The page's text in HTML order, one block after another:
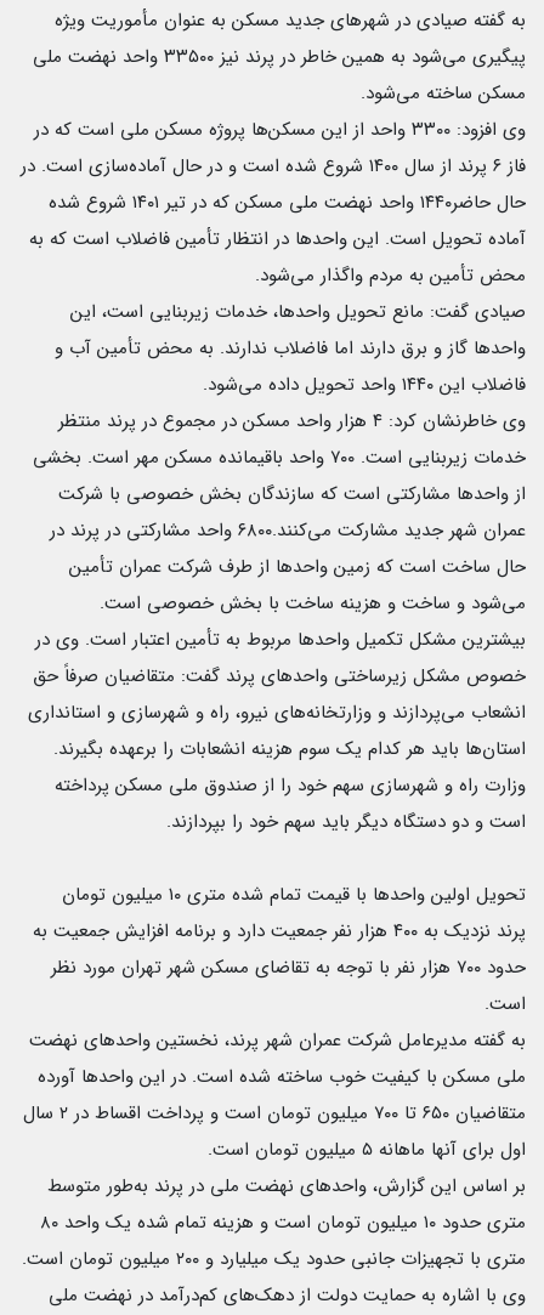
به گفته صیادی در شهرهای جدید مسکن به عنوان مأموریت ویژه
پیگیری می‌شود به همین خاطر در پرند نیز ۳۳۵۰۰ واحد نهضت ملی
مسکن ساخته می‌شود.
وی افزود: ۳۳۰۰ واحد از این مسکن‌ها پروژه مسکن ملی است که در
فاز ۶ پرند از سال ۱۴۰۰ شروع شده است و در حال آماده‌سازی است. در
حال حاضر۱۴۴۰ واحد نهضت ملی مسکن که در تیر ۱۴۰۱ شروع شده
آماده تحویل است. این واحدها در انتظار تأمین فاضلاب است که به
محض تأمین به مردم واگذار می‌شود.
صیادی گفت: مانع تحویل واحدها، خدمات زیربنایی است، این
واحدها گاز و برق دارند اما فاضلاب ندارند. به محض تأمین آب و
فاضلاب این ۱۴۴۰ واحد تحویل داده می‌شود.
وی خاطرنشان کرد: ۴ هزار واحد مسکن در مجموع در پرند منتظر
خدمات زیربنایی است. ۷۰۰ واحد باقیمانده مسکن مهر است. بخشی
از واحدها مشارکتی است که سازندگان بخش خصوصی با شرکت
عمران شهر جدید مشارکت می‌کنند.۶۸۰۰ واحد مشارکتی در پرند در
حال ساخت است که زمین واحدها از طرف شرکت عمران تأمین
می‌شود و ساخت و هزینه ساخت با بخش خصوصی است.
بیشترین مشکل تکمیل واحدها مربوط به تأمین اعتبار است. وی در
خصوص مشکل زیرساختی واحدهای پرند گفت: متقاضیان صرفاً حق
انشعاب می‌پردازند و وزارتخانه‌های نیرو، راه و شهرسازی و استانداری
استان‌ها باید هر کدام یک سوم هزینه انشعابات را برعهده بگیرند.
وزارت راه و شهر‌سازی سهم خود را از صندوق ملی مسکن پرداخته
است و دو دستگاه دیگر باید سهم خود را بپردازند.
تحویل اولین واحدها با قیمت تمام شده متری ۱۰ میلیون تومان
پرند نزدیک به ۴۰۰ هزار نفر جمعیت دارد و برنامه افزایش جمعیت به
حدود ۷۰۰ هزار نفر با توجه به تقاضای مسکن شهر تهران مورد نظر
است.
به گفته مدیرعامل شرکت عمران شهر پرند، نخستین واحدهای نهضت
ملی مسکن با کیفیت خوب ساخته شده است. در این واحدها آورده
متقاضیان ۶۵۰ تا ۷۰۰ میلیون تومان است و پرداخت اقساط در ۲ سال
اول برای آنها ماهانه ۵ میلیون تومان است.
بر اساس این گزارش، واحدهای نهضت ملی در پرند به‌طور متوسط
متری حدود ۱۰ میلیون تومان است و هزینه تمام شده یک واحد ۸۰
متری با تجهیزات جانبی حدود یک میلیارد و ۲۰۰ میلیون تومان است.
وی با اشاره به حمایت دولت از دهک‌های کم‌درآمد در نهضت ملی